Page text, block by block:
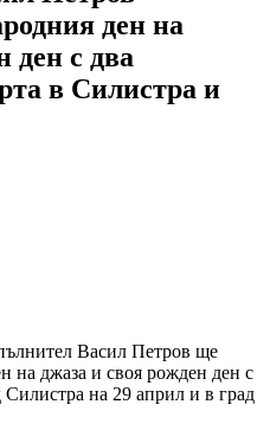
ден на
ден с два
в Силистра и
Васил Петров ще
на джаза и своя рожден ден с
Силистра на 29 април и в град